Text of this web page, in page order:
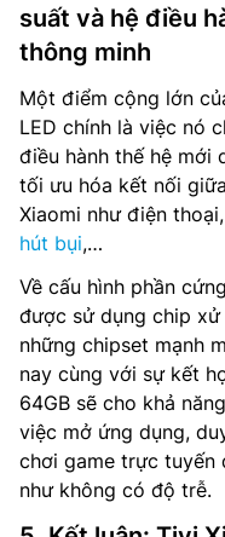
suất và hệ điều
thông minh
Một điểm cộng lớn
LED chính là việc nó
điều hành thế hệ mới
tối ưu hóa kết nối
Xiaomi như điện
hút bụi,…
Về cấu hình phần
được sử dụng chip
những chipset mạnh
nay cùng với sự kết
64GB sẽ cho khả
việc mở ứng dụng,
chơi game trực tuyến
như không có độ trễ.